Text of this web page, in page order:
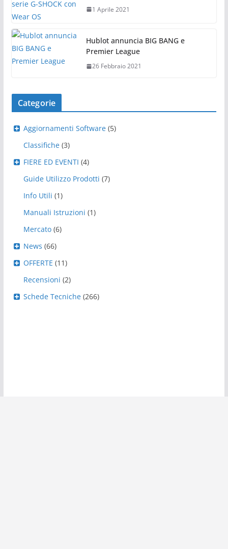
1 Aprile 2021
Hublot annuncia BIG BANG e
Premier League
26 Febbraio 2021
Categorie
Aggiornamenti Software (5)
Classifiche (3)
FIERE ED EVENTI (4)
Guide Utilizzo Prodotti (7)
Info Utili (1)
Manuali Istruzioni (1)
Mercato (6)
News (66)
OFFERTE (11)
Recensioni (2)
Schede Tecniche (266)